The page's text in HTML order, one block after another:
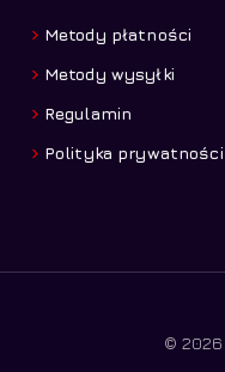
Metody płatności
Metody wysyłki
Regulamin
Polityka prywatności
© 2026